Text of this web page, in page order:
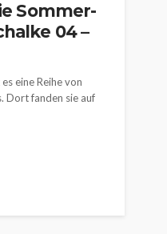
Sommer-
04 –
eine Reihe von
Dort fanden sie auf